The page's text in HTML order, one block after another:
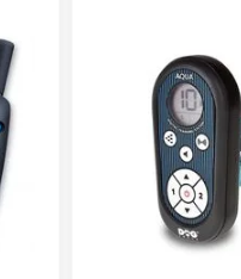
Mini bietet
- Korrektur: Ton und
den Impuls immer
Das Halsband
Hunde
elektrostatischen
verfügt zusätzlich
eine